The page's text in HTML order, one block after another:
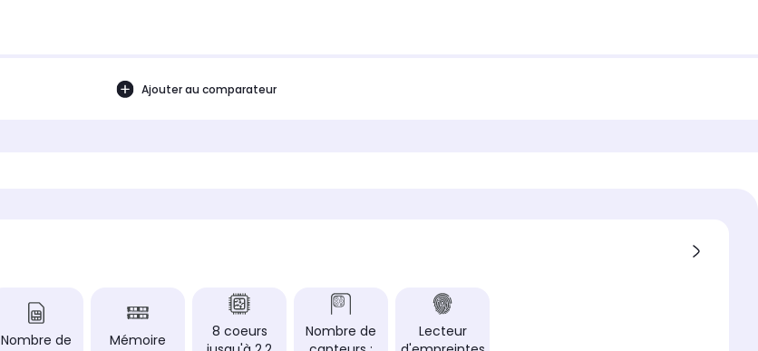
Ajouter au comparateur
Nombre de
Mémoire
8 coeurs
Nombre de
Lecteur